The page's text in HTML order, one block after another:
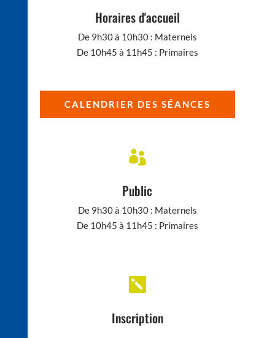
Horaires d'accueil
De 9h30 à 10h30 : Maternels
De 10h45 à 11h45 : Primaires
CALENDRIER DES SÉANCES

Public
De 9h30 à 10h30 : Maternels
De 10h45 à 11h45 : Primaires

Inscription